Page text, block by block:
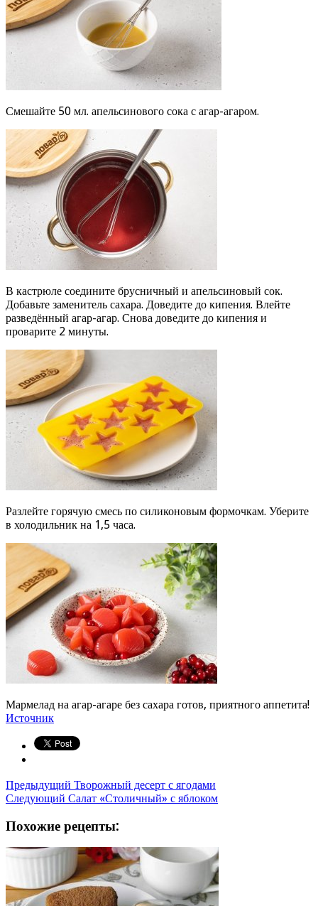
Смешайте 50 мл. апельсинового сока с агар-агаром.
В кастрюле соедините брусничный и апельсиновый сок.
Добавьте заменитель сахара. Доведите до кипения. Влейте
разведённый агар-агар. Снова доведите до кипения и
проварите 2 минуты.
Разлейте горячую смесь по силиконовым формочкам. Уберите
в холодильник на 1,5 часа.
Мармелад на агар-агаре без сахара готов, приятного аппетита!
Источник
Предыдущий Творожный десерт с ягодами
Следующий Салат «Столичный» с яблоком
Похожие рецепты: